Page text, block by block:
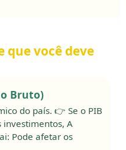
que você deve
Bruto)
do país. 👉 Se o PIB
investimentos, A
Pode afetar os